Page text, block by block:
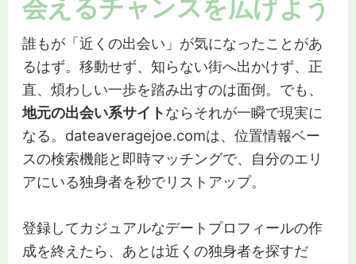
会えるチャンスを広げよう
誰もが「近くの出会い」が気になったことがあ
るはず。移動せず、知らない街へ出かけず、正
直、煩わしい一歩を踏み出すのは面倒。でも、
地元の出会い系サイトならそれが一瞬で現実に
なる。dateaveragejoe.comは、位置情報ベー
スの検索機能と即時マッチングで、自分のエリ
アにいる独身者を秒でリストアップ。
登録してカジュアルなデートプロフィールの作
成を終えたら、あとは近くの独身者を探すだ